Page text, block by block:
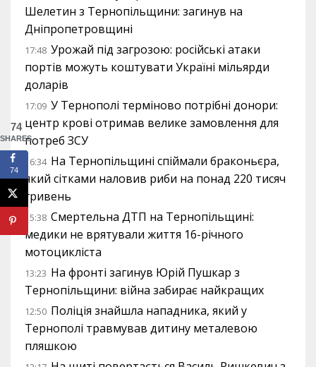
Шелетин з Тернопільщини: загинув на
Дніпропетровщині
17:48 Урожай під загрозою: російські атаки
портів можуть коштувати Україні мільярди
доларів
17:09 У Тернополі терміново потрібні донори:
центр крові отримав велике замовлення для
потреб ЗСУ
16:34 На Тернопільщині спіймали браконьєра,
який сітками наловив риби на понад 220 тисяч
гривень
15:38 Смертельна ДТП на Тернопільщині:
медики не врятували життя 16-річного
мотоцикліста
13:23 На фронті загинув Юрій Пушкар з
Тернопільщини: війна забирає найкращих
12:50 Поліція знайшла нападника, який у
Тернополі травмував дитину металевою
пляшкою
74
SHARES
74